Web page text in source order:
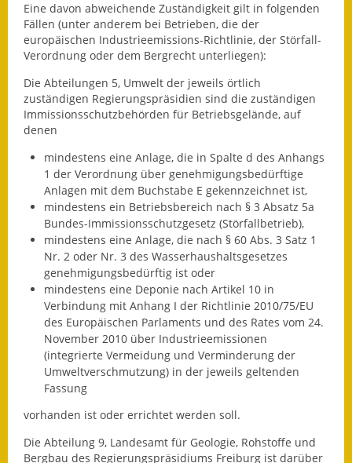
Beratungsstellen im
Landkreis
Dienstleistungen
Formulare
Gemeinderat
Sitzungsberichte 2015
Sitzungsberichte 2016
Sitzungsberichte 2017
Sitzungsberichte 2018
Sitzungsberichte 2019
Sitzungsberichte 2020
Gemeindeverwaltung
Haushalt & Finanzen
Eine davon abweichende Zuständigkeit gilt in folgenden
Fällen (unter anderem bei Betrieben, die der
europäischen Industrieemissions-Richtlinie, der Störfall-
Verordnung oder dem Bergrecht unterliegen):
Die Abteilungen 5, Umwelt der jeweils örtlich
zuständigen Regierungspräsidien sind die zuständigen
Immissionsschutzbehörden für Betriebsgelände, auf
denen
mindestens eine Anlage, die in Spalte d des Anhangs
1 der Verordnung über genehmigungsbedürftige
Anlagen mit dem Buchstabe E gekennzeichnet ist,
mindestens ein Betriebsbereich nach § 3 Absatz 5a
Bundes-Immissionsschutzgesetz (Störfallbetrieb),
mindestens eine Anlage, die nach § 60 Abs. 3 Satz 1
Nr. 2 oder Nr. 3 des Wasserhaushaltsgesetzes
genehmigungsbedürftig ist oder
mindestens eine Deponie nach Artikel 10 in
Verbindung mit Anhang I der Richtlinie 2010/75/EU
des Europäischen Parlaments und des Rates vom 24.
November 2010 über Industrieemissionen
(integrierte Vermeidung und Verminderung der
Umweltverschmutzung) in der jeweils geltenden
Fassung
vorhanden ist oder errichtet werden soll.
Die Abteilung 9, Landesamt für Geologie, Rohstoffe und
Bergbau des Regierungspräsidiums Freiburg ist darüber